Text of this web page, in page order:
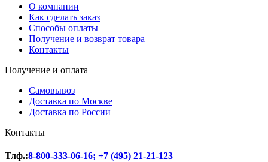
О компании
Как сделать заказ
Способы оплаты
Получение и возврат товара
Контакты
Получение и оплата
Самовывоз
Доставка по Москве
Доставка по России
Контакты
Тлф.:8-800-333-06-16; +7 (495) 21-21-123